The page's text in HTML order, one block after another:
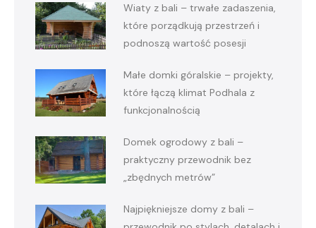
Wiaty z bali – trwałe zadaszenia,
które porządkują przestrzeń i
podnoszą wartość posesji
Małe domki góralskie – projekty,
które łączą klimat Podhala z
funkcjonalnością
Domek ogrodowy z bali –
praktyczny przewodnik bez
„zbędnych metrów”
Najpiękniejsze domy z bali –